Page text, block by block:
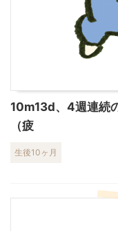
10m13d、4週連続
（疲
生後10ヶ月